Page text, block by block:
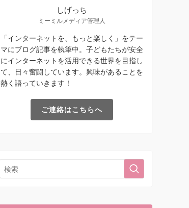
しげっち
ミーミルメディア管理人
「インターネットを、もっと楽しく」をテー
マにブログ記事を執筆中。子どもたちが安全
にインターネットを活用できる世界を目指し
て、日々奮闘しています。興味があることを
熱く語っていきます！
ご連絡はこちらへ